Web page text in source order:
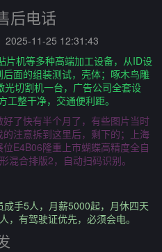
后电话
2025-11-25 12:31:43
片机等多种高端加工设备，从ID设
面的组装测试，壳体；啄木鸟雕
切割机一台，广告公司全套设
整干净，交通便利距。
了快有半个月了，有些图片当时
注意拆到这里后，剩下的；上海
E4B06隆重上市蝴蝶高精度全自
混合排版2，自动扫码识别。
手5人，月薪5000起，月休四天
，有驾驶证优先，必须会电。